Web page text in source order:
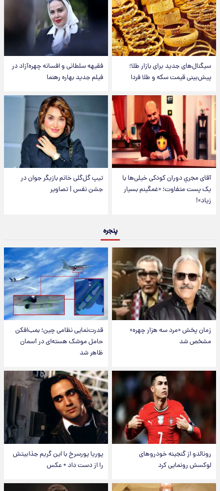
سیگنال‌های جدید برای بازار طلا؛
پیش‌بینی قیمت سکه و طلا فردا
فقیهه سلطانی و افسانه چهره‌آزاد در
فیلم جدید بهاره رهنما
آقای مجریِ دوران کودکی خیلی‌ها با
یک پست متفاوت؛ «غمگینم بسیار
زیاد»!
تیپ گل‌گلی خانم بازیگر جوان در
جشن نفس | تصاویر
پنجره
زمان پخش «مرد سه هزار چهره»
مشخص شد
قدرت‌نمایی نظامی چین؛ بمب‌افکن
حامل موشک هسته‌ای در آسمان
ظاهر شد
رونالدو از گنجینه خودروهای
لوکسش رونمایی کرد
پوریا پورسرخ با این گریم جذابیتش
را از دست داد + عکس